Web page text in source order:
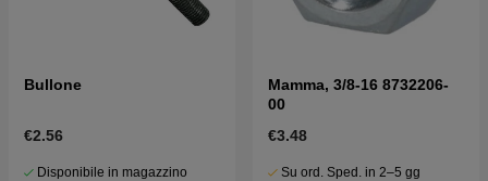
Bullone
€2.56
Disponibile in magazzino
Mamma, 3/8-16 8732206-
00
€3.48
Su ord. Sped. in 2–5 gg